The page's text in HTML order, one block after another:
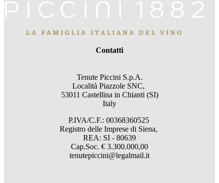
Contatti
Tenute Piccini S.p.A.
Località Piazzole SNC,
53011 Castellina in Chianti (SI)
Italy
P.IVA/C.F.: 00368360525
Registro delle Imprese di Siena,
REA: SI - 80639
Cap.Soc. € 3.300.000,00
tenutepiccini@legalmail.it